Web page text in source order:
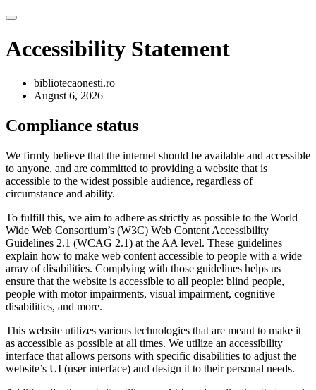
Accessibility Statement
bibliotecaonesti.ro
August 6, 2026
Compliance status
We firmly believe that the internet should be available and accessible
to anyone, and are committed to providing a website that is
accessible to the widest possible audience, regardless of
circumstance and ability.
To fulfill this, we aim to adhere as strictly as possible to the World
Wide Web Consortium’s (W3C) Web Content Accessibility
Guidelines 2.1 (WCAG 2.1) at the AA level. These guidelines
explain how to make web content accessible to people with a wide
array of disabilities. Complying with those guidelines helps us
ensure that the website is accessible to all people: blind people,
people with motor impairments, visual impairment, cognitive
disabilities, and more.
This website utilizes various technologies that are meant to make it
as accessible as possible at all times. We utilize an accessibility
interface that allows persons with specific disabilities to adjust the
website’s UI (user interface) and design it to their personal needs.